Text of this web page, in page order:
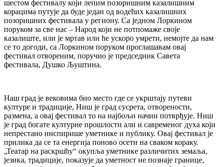
шестом фестивалу који лепим позоришним казалишним
корацима путује да буде један од водећих казалишних
позоришних фестивала у региону. Са једном Лоркином
поруком за све нас – Народ који не потпомаже своје
казалиште, или је мртав или ће ускоро умрети, немојте да нам
се то догоди, са Лоркином поруком проглашавам овај
фестивал отвореним, поручио је председник Савета
фестивала, Душко Љуштина.
Наш град је вековима био место где се укрштају путеви
културе и традиције, Ниш је град сусрета, отворености,
размена, а овај фестивал то на најбољи начин потврђује. Ниш
је град богате културне прошлости али и савременог духа који
непрестано инспирише уметнике и публику. Овај фестивал је
прилика да се та енергија поново осети на сваком кораку.
„Театар на раскршћу“ окупља уметнике различитих земаља,
језика, традиције, показује да уметност не познаје границе,